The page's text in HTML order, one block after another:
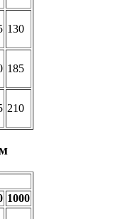
130
185
210
1000